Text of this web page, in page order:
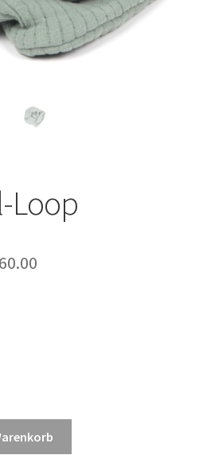
Loop
Preisspanne: